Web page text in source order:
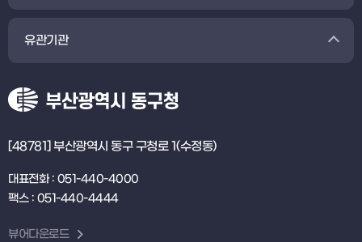
유관기관
[48781] 부산광역시 동구 구청로 1(수정동)
대표전화 : 051-440-4000
팩스 : 051-440-4444
뷰어다운로드